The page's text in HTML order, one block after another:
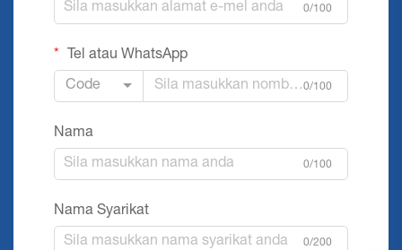
0/100
Tel atau WhatsApp
Code 0/100
Nama
0/100
Nama Syarikat
0/200